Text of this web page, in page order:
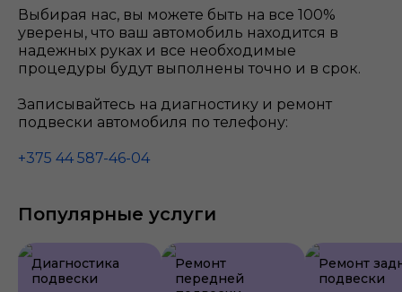
Выбирая нас, вы можете быть на все 100%
уверены, что ваш автомобиль находится в
надежных руках и все необходимые
процедуры будут выполнены точно и в срок.
Записывайтесь на диагностику и ремонт
подвески автомобиля по телефону:
+375 44 587-46-04
Популярные услуги
Диагностика
подвески
Ремонт
передней
Ремонт
подвески